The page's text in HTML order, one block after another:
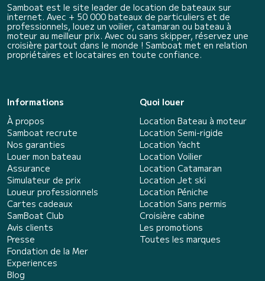
Samboat est le site leader de location de bateaux sur
internet. Avec + 50 000 bateaux de particuliers et de
professionnels, louez un voilier, catamaran ou bateau à
moteur au meilleur prix. Avec ou sans skipper, réservez une
croisière partout dans le monde ! Samboat met en relation
propriétaires et locataires en toute confiance.
Informations
À propos
Samboat recrute
Nos garanties
Louer mon bateau
Assurance
Simulateur de prix
Loueur professionnels
Cartes cadeaux
SamBoat Club
Avis clients
Presse
Fondation de la Mer
Experiences
Blog
Quoi louer
Location Bateau à moteur
Location Semi-rigide
Location Yacht
Location Voilier
Location Catamaran
Location Jet ski
Location Péniche
Location Sans permis
Croisière cabine
Les promotions
Toutes les marques